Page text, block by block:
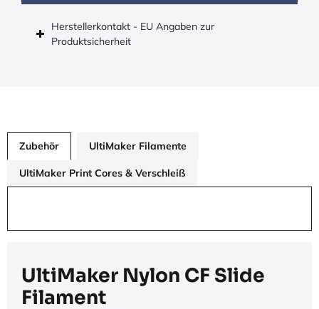
Herstellerkontakt - EU Angaben zur
Produktsicherheit
Zubehör UltiMaker Filamente
UltiMaker Print Cores & Verschleiß
UltiMaker Nylon CF Slide
Filament